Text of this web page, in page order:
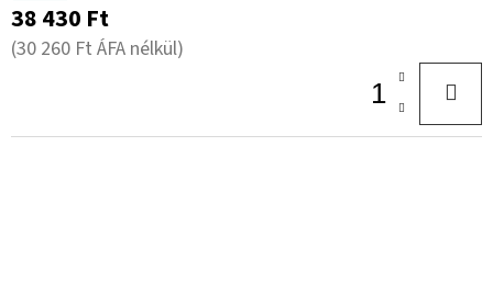
38 430 Ft
(30 260 Ft ÁFA nélkül)